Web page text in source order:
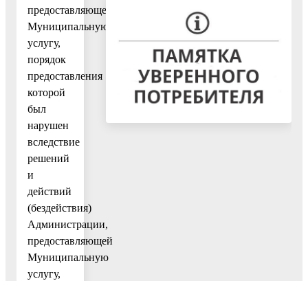
предоставляющей
Муниципальную
услугу,
порядок
предоставления
которой
был
нарушен
вследствие
решений
и
действий
(бездействия)
Администрации,
предоставляющей
Муниципальную
услугу,